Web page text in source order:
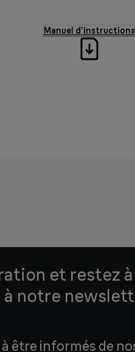
Manuel d’instructions
et restez
à notre
être informés de